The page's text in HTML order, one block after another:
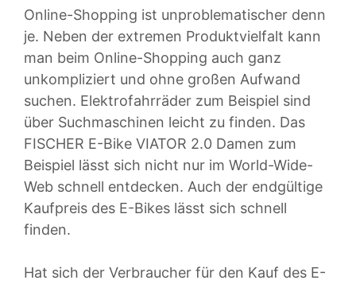
Online-Shopping ist unproblematischer denn
je. Neben der extremen Produktvielfalt kann
man beim Online-Shopping auch ganz
unkompliziert und ohne großen Aufwand
suchen. Elektrofahrräder zum Beispiel sind
über Suchmaschinen leicht zu finden. Das
FISCHER E-Bike VIATOR 2.0 Damen zum
Beispiel lässt sich nicht nur im World-Wide-
Web schnell entdecken. Auch der endgültige
Kaufpreis des E-Bikes lässt sich schnell
finden.
Hat sich der Verbraucher für den Kauf des E-